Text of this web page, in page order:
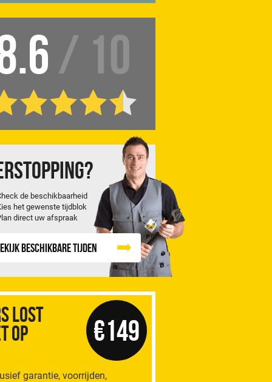
/ 10
de beschikbaarheid
het gewenste tijdblok
direct uw afspraak
beschikbare tijden
Lost
op
garantie, voorrijden,
€149